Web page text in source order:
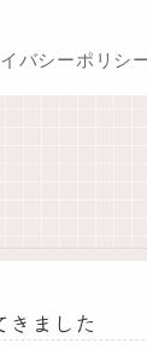
バシーポリシ
きました